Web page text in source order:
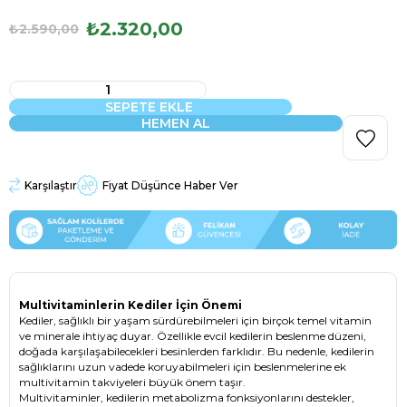
₺2.590,00 ₺2.320,00
Karşılaştır Fiyat Düşünce Haber Ver
Multivitaminlerin Kediler İçin Önemi
Kediler, sağlıklı bir yaşam sürdürebilmeleri için birçok temel vitamin
ve minerale ihtiyaç duyar. Özellikle evcil kedilerin beslenme düzeni,
doğada karşılaşabilecekleri besinlerden farklıdır. Bu nedenle, kedilerin
sağlıklarını uzun vadede koruyabilmeleri için beslenmelerine ek
multivitamin takviyeleri büyük önem taşır.
Multivitaminler, kedilerin metabolizma fonksiyonlarını destekler,